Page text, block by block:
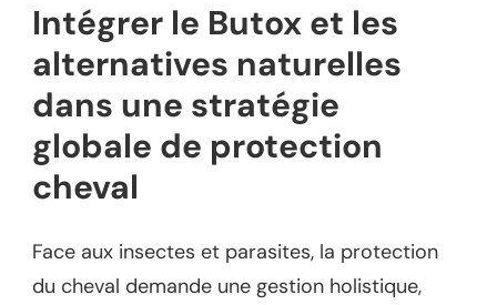
Intégrer le Butox et les
alternatives naturelles
dans une stratégie
globale de protection
cheval
Face aux insectes et parasites, la protection
du cheval demande une gestion holistique,